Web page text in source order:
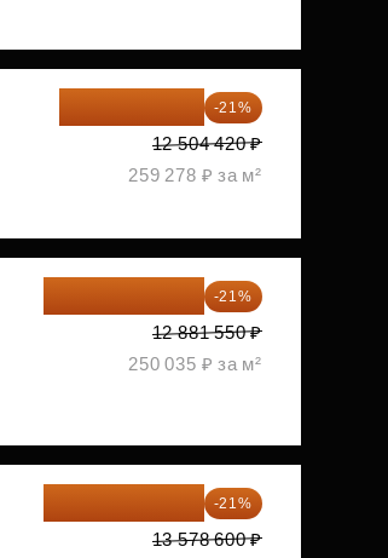
-21%
12 504 420 ₽
259 278 ₽ за м²
-21%
12 881 550 ₽
250 035 ₽ за м²
-21%
13 578 600 ₽